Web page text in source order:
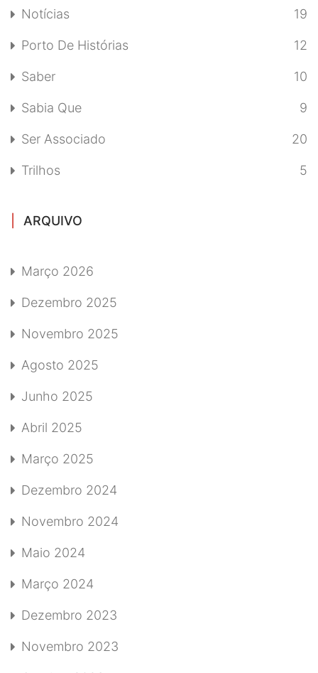
Notícias 19
Porto De Histórias 12
Saber 10
Sabia Que 9
Ser Associado 20
Trilhos 5
ARQUIVO
Março 2026
Dezembro 2025
Novembro 2025
Agosto 2025
Junho 2025
Abril 2025
Março 2025
Dezembro 2024
Novembro 2024
Maio 2024
Março 2024
Dezembro 2023
Novembro 2023